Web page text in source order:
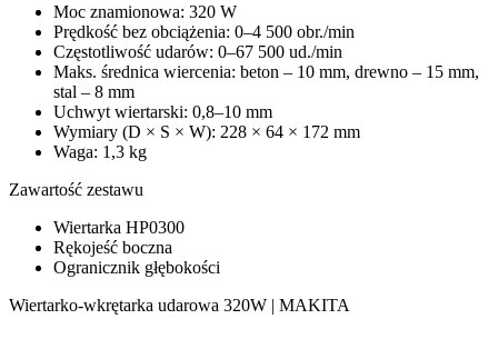
Moc znamionowa: 320 W
Prędkość bez obciążenia: 0–4 500 obr./min
Częstotliwość udarów: 0–67 500 ud./min
Maks. średnica wiercenia: beton – 10 mm, drewno – 15 mm,
stal – 8 mm
Uchwyt wiertarski: 0,8–10 mm
Wymiary (D × S × W): 228 × 64 × 172 mm
Waga: 1,3 kg
Zawartość zestawu
Wiertarka HP0300
Rękojeść boczna
Ogranicznik głębokości
Wiertarko-wkrętarka udarowa 320W | MAKITA